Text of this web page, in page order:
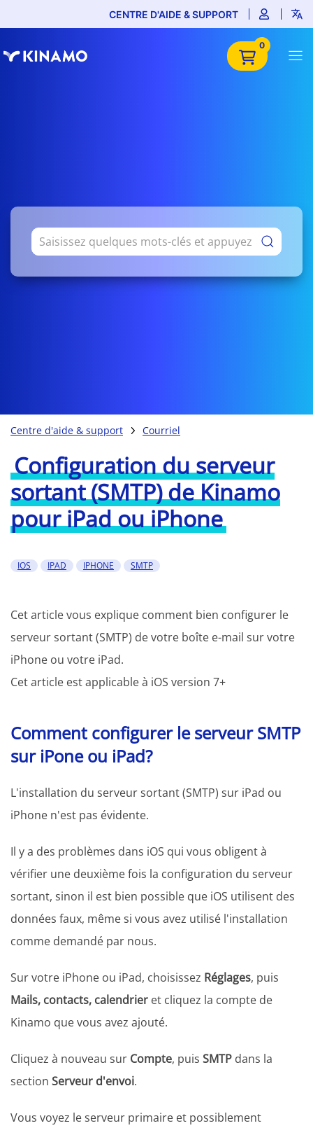
CENTRE D'AIDE & SUPPORT
0
Centre d'aide & support Courriel
Configuration du serveur
sortant (SMTP) de Kinamo
pour iPad ou iPhone
IOS IPAD IPHONE SMTP
Cet article vous explique comment bien configurer le
serveur sortant (SMTP) de votre boîte e-mail sur votre
iPhone ou votre iPad.
Cet article est applicable à iOS version 7+
Comment configurer le serveur SMTP
sur iPone ou iPad?
L'installation du serveur sortant (SMTP) sur iPad ou
iPhone n'est pas évidente.
Il y a des problèmes dans iOS qui vous obligent à
vérifier une deuxième fois la configuration du serveur
sortant, sinon il est bien possible que iOS utilisent des
données faux, même si vous avez utilisé l'installation
comme demandé par nous.
Sur votre iPhone ou iPad, choisissez Réglages, puis
Mails, contacts, calendrier et cliquez la compte de
Kinamo que vous avez ajouté.
Cliquez à nouveau sur Compte, puis SMTP dans la
section Serveur d'envoi.
Vous voyez le serveur primaire et possiblement